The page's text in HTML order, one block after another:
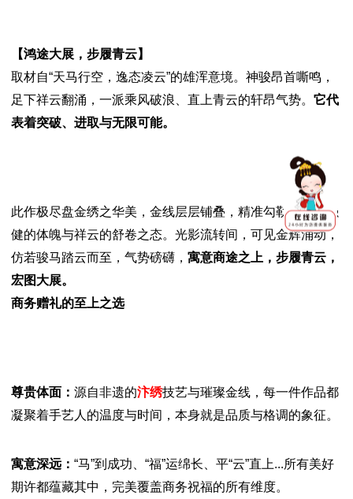
【鸿途大展，步履青云】
取材自“天马行空，逸态凌云”的雄浑意境。神骏昂首嘶鸣，
足下祥云翻涌，一派乘风破浪、直上青云的轩昂气势。 它代
表着突破、进取与无限可能。
此作极尽盘金绣之华美，金线层层铺叠，精准勾勒出骏马强
健的体魄与祥云的舒卷之态。光影流转间，可见金辉涌动，
仿若骏马踏云而至，气势磅礴， 寓意商途之上，步履青云，
宏图大展。
商务赠礼的至上之选
尊贵体面： 源自非遗的汴绣技艺与璀璨金线，每一件作品都
凝聚着手艺人的温度与时间，本身就是品质与格调的象征。
寓意深远： “马”到成功、“福”运绵长、平“云”直上...所有美好
期许都蕴藏其中，完美覆盖商务祝福的所有维度。